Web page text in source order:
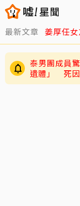
最新文章 姜厚任
泰男團成員
遺體」 死